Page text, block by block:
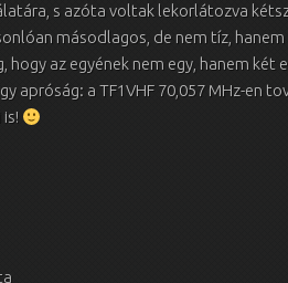
s azóta voltak lekorlátozva
másodlagos, de nem tíz,
hogy az egyének nem egy, hanem
apróság: a TF1VHF 70,057 MHz-en